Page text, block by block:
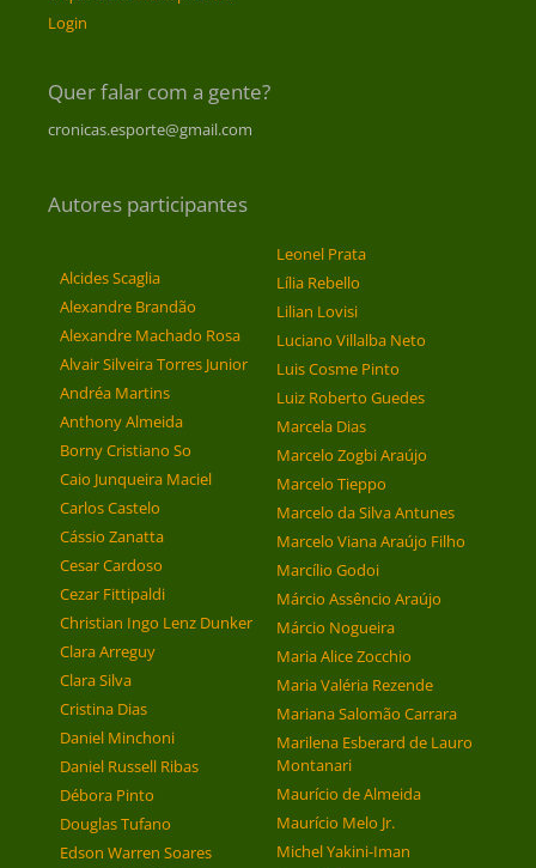
Login
Quer falar com a gente?
cronicas.esporte@gmail.com
Autores participantes
Alcides Scaglia
Alexandre Brandão
Alexandre Machado Rosa
Alvair Silveira Torres Junior
Andréa Martins
Anthony Almeida
Borny Cristiano So
Caio Junqueira Maciel
Carlos Castelo
Cássio Zanatta
Cesar Cardoso
Cezar Fittipaldi
Christian Ingo Lenz Dunker
Clara Arreguy
Clara Silva
Cristina Dias
Daniel Minchoni
Daniel Russell Ribas
Débora Pinto
Douglas Tufano
Edson Warren Soares
Leonel Prata
Lília Rebello
Lilian Lovisi
Luciano Villalba Neto
Luis Cosme Pinto
Luiz Roberto Guedes
Marcela Dias
Marcelo Zogbi Araújo
Marcelo Tieppo
Marcelo da Silva Antunes
Marcelo Viana Araújo Filho
Marcílio Godoi
Márcio Assêncio Araújo
Márcio Nogueira
Maria Alice Zocchio
Maria Valéria Rezende
Mariana Salomão Carrara
Marilena Esberard de Lauro
Montanari
Maurício de Almeida
Maurício Melo Jr.
Michel Yakini-Iman